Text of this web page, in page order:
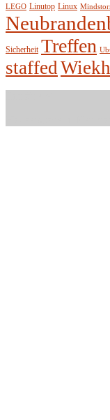
LEGO Linutop Linux
Sicherheit Treffen
staffed